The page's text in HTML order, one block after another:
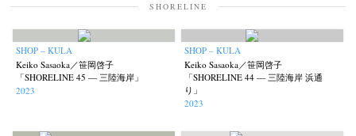
SHORELINE
SHOP – KULA
Keiko Sasaoka／笹岡啓子
「SHORELINE 45 — 三陸海岸」
2023
SHOP – KULA
Keiko Sasaoka／笹岡啓子
「SHORELINE 44 — 三陸海岸 浜通
り」
2023